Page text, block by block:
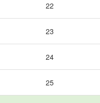
22
23
24
25